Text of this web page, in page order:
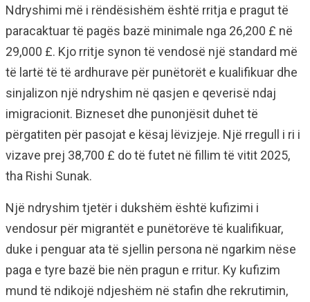
Ndryshimi më i rëndësishëm është rritja e pragut të
paracaktuar të pagës bazë minimale nga 26,200 £ në
29,000 £. Kjo rritje synon të vendosë një standard më
të lartë të të ardhurave për punëtorët e kualifikuar dhe
sinjalizon një ndryshim në qasjen e qeverisë ndaj
imigracionit. Bizneset dhe punonjësit duhet të
përgatiten për pasojat e kësaj lëvizjeje. Një rregull i ri i
vizave prej 38,700 £ do të futet në fillim të vitit 2025,
tha Rishi Sunak.
Një ndryshim tjetër i dukshëm është kufizimi i
vendosur për migrantët e punëtorëve të kualifikuar,
duke i penguar ata të sjellin persona në ngarkim nëse
paga e tyre bazë bie nën pragun e rritur. Ky kufizim
mund të ndikojë ndjeshëm në stafin dhe rekrutimin,